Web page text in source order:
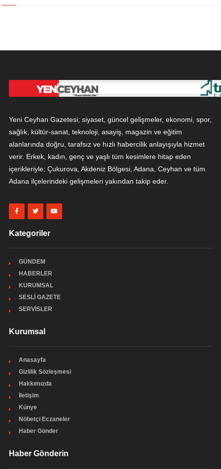
Yeni Ceyhan Gazetesi; siyaset, güncel gelişmeler, ekonomi, spor,
sağlık, kültür-sanat, teknoloji, asayiş, magazin ve eğitim
alanlarında doğru, tarafsız ve hızlı habercilik anlayışıyla hizmet
verir. Erkek, kadın, genç ve yaşlı tüm kesimlere hitap eden
içerikleriyle; Çukurova, Akdeniz Bölgesi, Adana, Ceyhan ve tüm
Adana ilçelerindeki gelişmeleri yakından takip eder.
Kategoriler
GÜNDEM
HABERLER
KURUMSAL
SESLİ GAZETE
SERVİSLER
Kurumsal
Anasayfa
Gizlilik Sözleşmesi
Hakkımızda
İletişim
Künye
Nöbetçi Eczaneler
Haber Gönder
Haber Gönderin